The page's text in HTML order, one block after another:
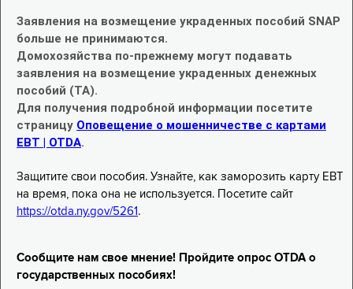
Заявления на возмещение украденных пособий SNAP
больше не принимаются.
Домохозяйства по-прежнему могут подавать
заявления на возмещение украденных денежных
пособий (TA).
Для получения подробной информации посетите
страницу Оповещение о мошенничестве с картами
EBT | OTDA.
Защитите свои пособия. Узнайте, как заморозить карту EBT
на время, пока она не используется. Посетите сайт
https://otda.ny.gov/5261 .
Сообщите нам свое мнение! Пройдите опрос OTDA о
государственных пособиях!